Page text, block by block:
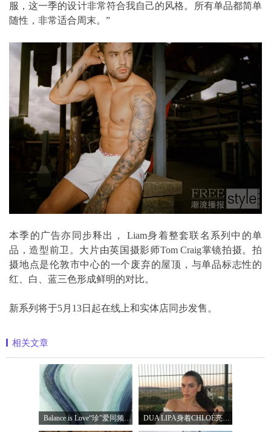
服，这一季的设计非常符合我自己的风格。所有单品都简单
随性，非常适合周末。”
本季的广告亦同步释出， Liam身着整套联名系列中的单
品，造型前卫。大片由英国摄影师Tom Craig掌镜拍摄。拍
摄地点是伦敦市中心的一个废弃的屋顶，与单品标志性的
红、白、蓝三色形成鲜明的对比。
新系列将于5月13日起在线上和实体店同步发售。
相关文章
Balance is Love“珍”爱同频 耀启七夕 TASA DUA LIPA身着CHLOÉ亮相 2026 SUNNY HILL 音乐节